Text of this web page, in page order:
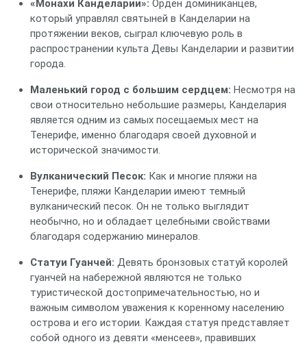
«Монахи Канделарии»: Орден доминиканцев,
который управлял святыней в Канделарии на
протяжении веков, сыграл ключевую роль в
распространении культа Девы Канделарии и развитии
города.
Маленький город с большим сердцем: Несмотря на
свои относительно небольшие размеры, Канделария
является одним из самых посещаемых мест на
Тенерифе, именно благодаря своей духовной и
исторической значимости.
Вулканический Песок: Как и многие пляжи на
Тенерифе, пляжи Канделарии имеют темный
вулканический песок. Он не только выглядит
необычно, но и обладает целебными свойствами
благодаря содержанию минералов.
Статуи Гуанчей: Девять бронзовых статуй королей
гуанчей на набережной являются не только
туристической достопримечательностью, но и
важным символом уважения к коренному населению
острова и его истории. Каждая статуя представляет
собой одного из девяти «менсеев», правивших